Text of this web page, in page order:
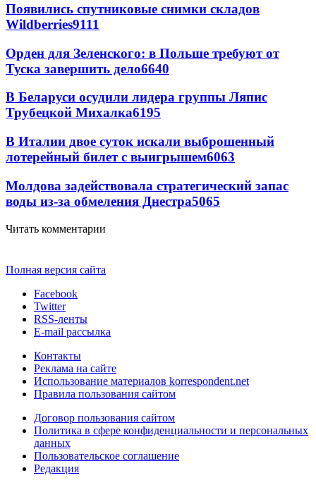
Появились спутниковые снимки складов
Wildberries9111
Орден для Зеленского: в Польше требуют от
Туска завершить дело6640
В Беларуси осудили лидера группы Ляпис
Трубецкой Михалка6195
В Италии двое суток искали выброшенный
лотерейный билет с выигрышем6063
Молдова задействовала стратегический запас
воды из-за обмеления Днестра5065
Читать комментарии
Полная версия сайта
Facebook
Twitter
RSS-ленты
E-mail рассылка
Контакты
Реклама на сайте
Использование материалов korrespondent.net
Правила пользования сайтом
Договор пользования сайтом
Политика в сфере конфиденциальности и персональных
данных
Пользовательское соглашение
Редакция